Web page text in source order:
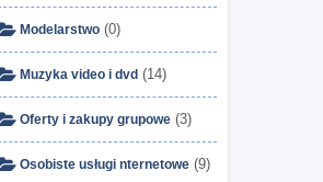
Modelarstwo (0)
Muzyka video i dvd (14)
Oferty i zakupy grupowe (3)
Osobiste usługi nternetowe (9)